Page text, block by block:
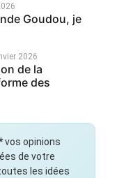
Goudou, je
2026
de la
des
vos opinions
de votre
les idées